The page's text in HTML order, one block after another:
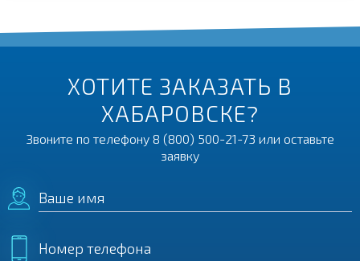
ХОТИТЕ ЗАКАЗАТЬ В
ХАБАРОВСКЕ?
Звоните по телефону 8 (800) 500-21-73 или оставьте
заявку
Ваше имя
Номер телефона